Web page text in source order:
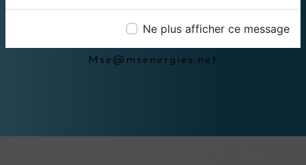
Ne plus afficher ce message
Email
mse@msenergies.net